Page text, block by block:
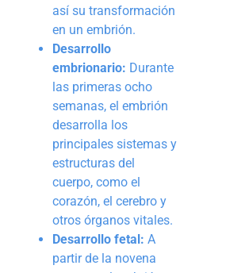
así su transformación
en un embrión.
Desarrollo
embrionario: Durante
las primeras ocho
semanas, el embrión
desarrolla los
principales sistemas y
estructuras del
cuerpo, como el
corazón, el cerebro y
otros órganos vitales.
Desarrollo fetal: A
partir de la novena